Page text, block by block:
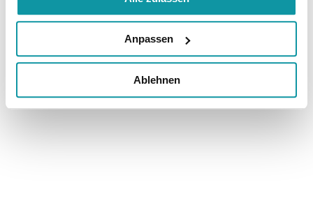
Anpassen
Ablehnen